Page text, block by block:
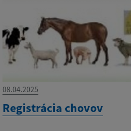
08.04.2025
Registrácia chovov